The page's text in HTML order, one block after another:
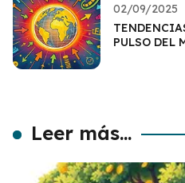
02/09/2025
PULSO DEL
Leer más...